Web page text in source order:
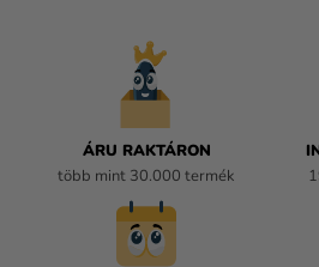
ÁRU RAKTÁRON
több mint 30.000 termék